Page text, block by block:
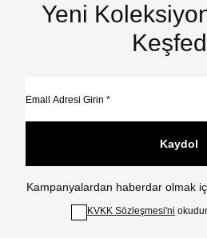
Yeni
Kaydol
Kampanyalardan haberdar olmak
KVKK Sözleşmesi'ni